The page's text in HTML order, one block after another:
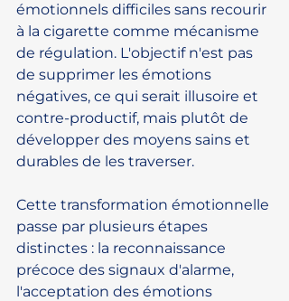
émotionnels difficiles sans recourir
à la cigarette comme mécanisme
de régulation. L'objectif n'est pas
de supprimer les émotions
négatives, ce qui serait illusoire et
contre-productif, mais plutôt de
développer des moyens sains et
durables de les traverser.
Cette transformation émotionnelle
passe par plusieurs étapes
distinctes : la reconnaissance
précoce des signaux d'alarme,
l'acceptation des émotions